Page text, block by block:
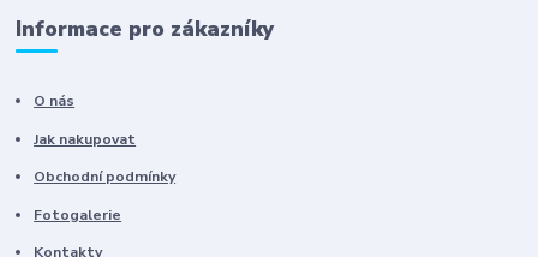
Informace pro zákazníky
O nás
Jak nakupovat
Obchodní podmínky
Fotogalerie
Kontakty